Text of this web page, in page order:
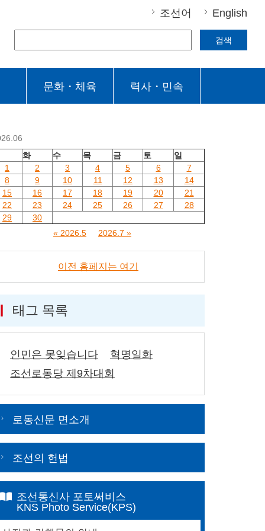
조선어 English
검색
문화・체육 력사・민속
화 수 목 금 토
일
1
2 3 4 5 6
7
8
9 10 11 12 13
14
15
16 17 18 19 20
21
22
23 24 25 26 27
28
29
30
« 2026.5
2026.7 »
이전 홈페지는 여기
태그 목록
인민은 못잊습니다
혁명일화
조선로동당 제9차대회
로동신문 면소개
조선의 헌법
조선통신사 포토써비스
KNS Photo Service(KPS)